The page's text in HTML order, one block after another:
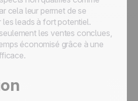
cela leur permet de se
les leads à fort potentiel.
les ventes conclues,
économisé grâce à une